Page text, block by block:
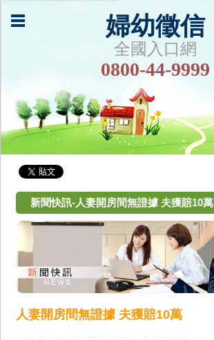
婦幼徵信
全國入口網
0800-44-9999
新聞快訊-人妻開房間無證據 夫獲賠10萬
人妻開房間無證據 夫獲賠10萬